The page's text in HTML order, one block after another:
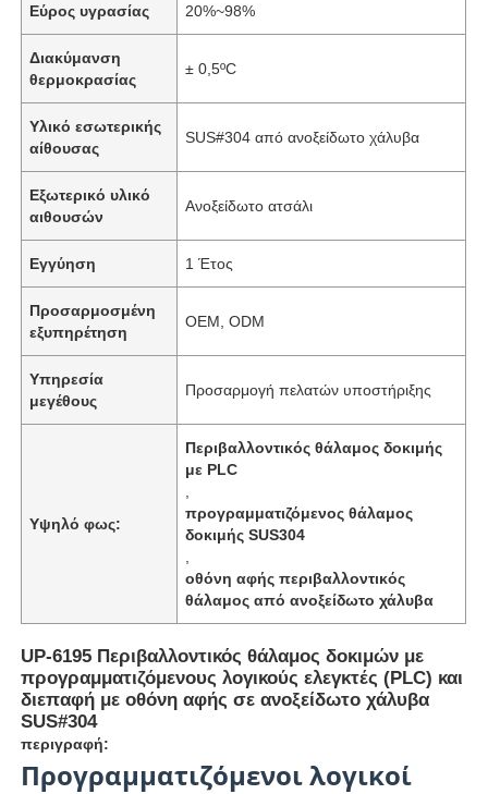
Αρχική Σελίδα
Εύρος υγρασίας 20%~98%
Διακύμανση
θερμοκρασίας
± 0,5ºC
Υλικό εσωτερικής
αίθουσας
SUS#304 από ανοξείδωτο χάλυβα
Εξωτερικό υλικό
αιθουσών
Ανοξείδωτο ατσάλι
Εγγύηση 1 Έτος
Προσαρμοσμένη
εξυπηρέτηση
OEM, ODM
Υπηρεσία
μεγέθους
Προσαρμογή πελατών υποστήριξης
Υψηλό φως:
Περιβαλλοντικός θάλαμος δοκιμής
με PLC
προγραμματιζόμενος θάλαμος
δοκιμής SUS304
οθόνη αφής περιβαλλοντικός
θάλαμος από ανοξείδωτο χάλυβα
UP-6195 Περιβαλλοντικός θάλαμος δοκιμών με
προγραμματιζόμενους λογικούς ελεγκτές (PLC) και
διεπαφή με οθόνη αφής σε ανοξείδωτο χάλυβα
SUS#304
περιγραφή:
Προγραμματιζόμενοι λογικοί